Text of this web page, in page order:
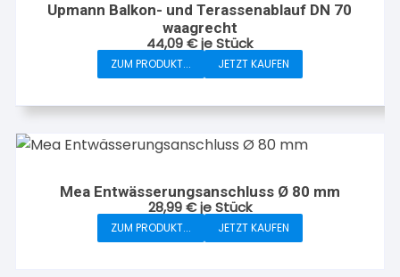
Optionen
können
auf
der
Produktseite
werden
Upmann Balkon- und Terassenablauf DN 70
waagrecht
44,09€je Stück
ZUM PRODUKT... JETZT KAUFEN
Mea Entwässerungsanschluss Ø 80 mm
28,99€je Stück
ZUM PRODUKT... JETZT KAUFEN